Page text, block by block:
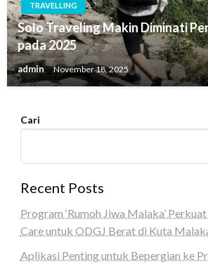
TRAVELLING
Solo Traveling Makin Diminati
pada 2025
admin November 18, 2025
Cari
Recent Posts
Program ‘Rumoh Jiwa Malaka’
Care untuk ODGJ Berat di Kuta
Aplikasi Penting untuk Bepergian ke